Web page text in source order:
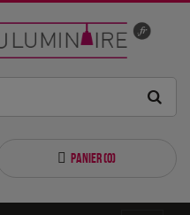
Panier (0)